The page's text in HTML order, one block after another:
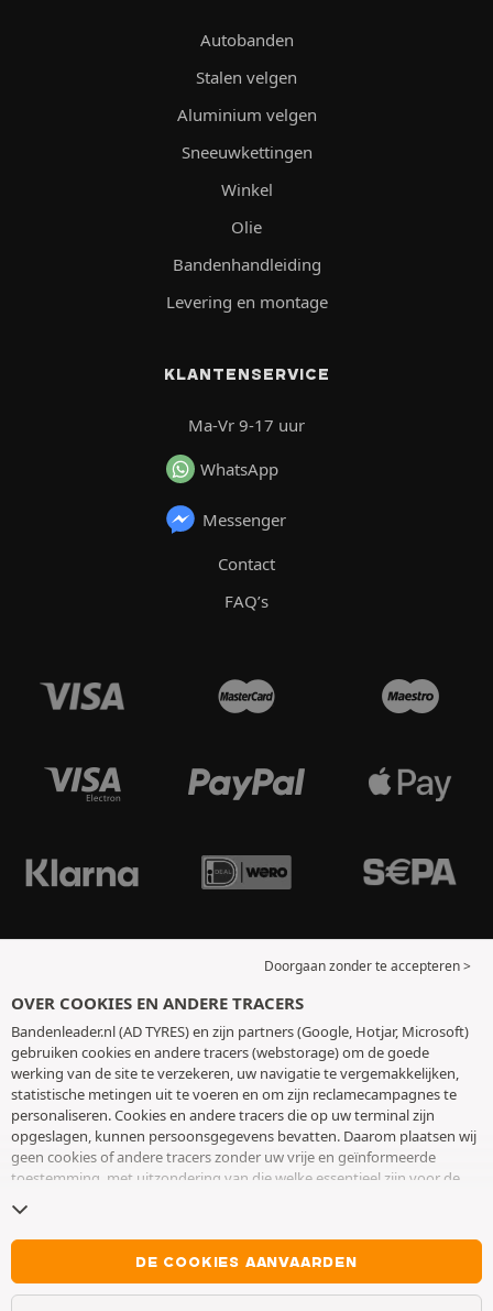
Autobanden
Stalen velgen
Aluminium velgen
Sneeuwkettingen
Winkel
Olie
Bandenhandleiding
Levering en montage
KLANTENSERVICE
Ma-Vr 9-17 uur
WhatsApp
Messenger
Contact
FAQ’s
Doorgaan zonder te accepteren >
OVER COOKIES EN ANDERE TRACERS
Bandenleader.nl (AD TYRES) en zijn partners (Google, Hotjar, Microsoft)
gebruiken cookies en andere tracers (webstorage) om de goede
werking van de site te verzekeren, uw navigatie te vergemakkelijken,
statistische metingen uit te voeren en om zijn reclamecampagnes te
personaliseren. Cookies en andere tracers die op uw terminal zijn
opgeslagen, kunnen persoonsgegevens bevatten. Daarom plaatsen wij
geen cookies of andere tracers zonder uw vrije en geïnformeerde
toestemming, met uitzondering van die welke essentieel zijn voor de
toestemming op elk moment intrekken door naar de pagina over
cookies en andere tracerste gaan. U kunt ervoor kiezen om verder te
surfen zonder het deponeren van cookies of andere tracers te
aanvaarden. Weigering verhindert de toegang tot diensten niet AD
TYRES. Voor meer informatie,
DE COOKIES AANVAARDEN